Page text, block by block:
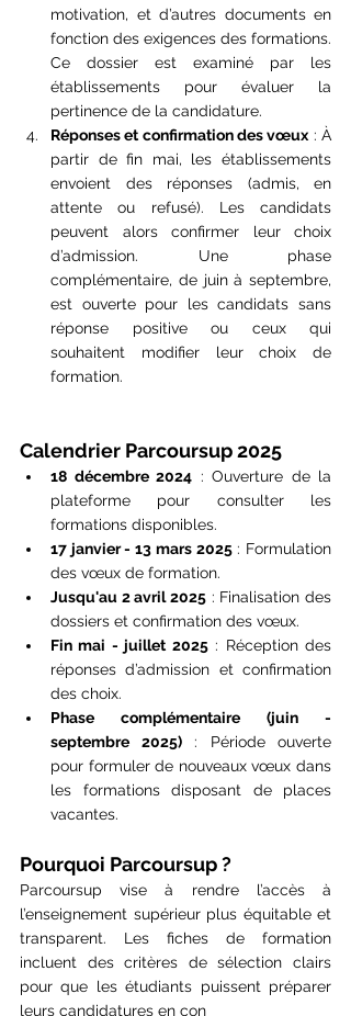
motivation, et d’autres documents en
fonction des exigences des formations.
Ce dossier est examiné par les
établissements pour évaluer la
pertinence de la candidature​.
Réponses et confirmation des vœux : À
partir de fin mai, les établissements
envoient des réponses (admis, en
attente ou refusé). Les candidats
peuvent alors confirmer leur choix
d’admission. Une phase
complémentaire, de juin à septembre,
est ouverte pour les candidats sans
réponse positive ou ceux qui
souhaitent modifier leur choix de
formation​.
Calendrier Parcoursup 2025
18 décembre 2024 : Ouverture de la
plateforme pour consulter les
formations disponibles.
17 janvier - 13 mars 2025 : Formulation
des vœux de formation.
Jusqu'au 2 avril 2025 : Finalisation des
dossiers et confirmation des vœux.
Fin mai - juillet 2025 : Réception des
réponses d’admission et confirmation
des choix.
Phase complémentaire (juin -
septembre 2025) : Période ouverte
pour formuler de nouveaux vœux dans
les formations disposant de places
vacantes​.
Pourquoi Parcoursup ?
Parcoursup vise à rendre l’accès à
l’enseignement supérieur plus équitable et
transparent. Les fiches de formation
incluent des critères de sélection clairs
pour que les étudiants puissent préparer
leurs candidatures en con